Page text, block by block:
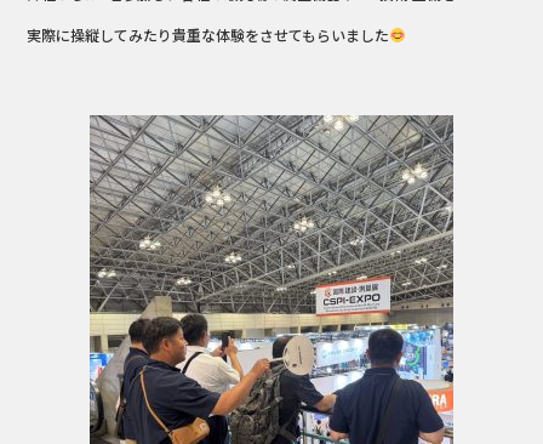
実際に操縦してみたり貴重な体験をさせてもらいました